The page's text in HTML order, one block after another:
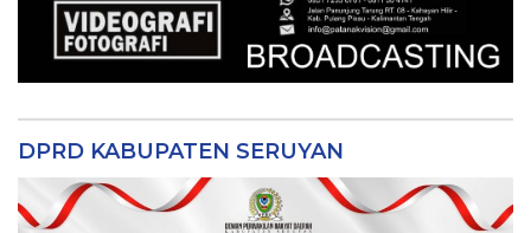
DPRD KABUPATEN SERUYAN